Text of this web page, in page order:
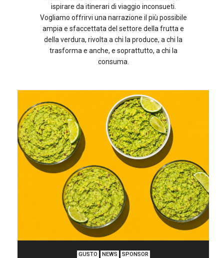
ispirare da itinerari di viaggio inconsueti.
Vogliamo offrirvi una narrazione il più possibile
ampia e sfaccettata del settore della frutta e
della verdura, rivolta a chi la produce, a chi la
trasforma e anche, e soprattutto, a chi la
consuma.
GUSTO NEWS SPONSOR